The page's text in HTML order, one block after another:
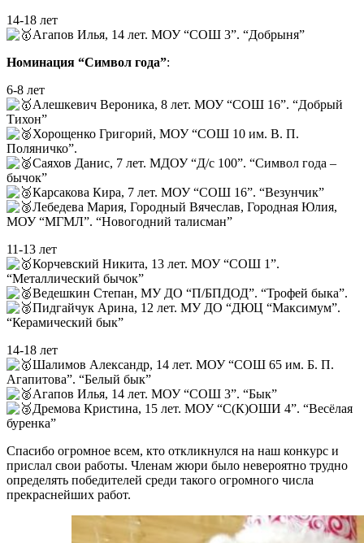
14-18 лет
Агапов Илья, 14 лет. МОУ “СОШ 3”. “Добрыня”
Номинация “Символ года”:
6-8 лет
Алешкевич Вероника, 8 лет. МОУ “СОШ 16”. “Добрый
Тихон”
Хорощенко Григорий, МОУ “СОШ 10 им. В. П.
Поляничко”.
Саяхов Данис, 7 лет. МДОУ “Д/с 100”. “Символ года –
бычок”
Карсакова Кира, 7 лет. МОУ “СОШ 16”. “Везунчик”
Лебедева Мария, Городный Вячеслав, Городная Юлия,
МОУ “МГМЛ”. “Новогодний талисман”
11-13 лет
Корчевский Никита, 13 лет. МОУ “СОШ 1”.
“Металлический бычок”
Ведешкин Степан, МУ ДО “П/БПДОД”. “Трофей быка”.
Пидгайчук Арина, 12 лет. МУ ДО “ДЮЦ “Максимум”.
“Керамический бык”
14-18 лет
Шалимов Александр, 14 лет. МОУ “СОШ 65 им. Б. П.
Агапитова”. “Белый бык”
Агапов Илья, 14 лет. МОУ “СОШ 3”. “Бык”
Дремова Кристина, 15 лет. МОУ “С(К)ОШИ 4”. “Весёлая
буренка”
Спасибо огромное всем, кто откликнулся на наш конкурс и
прислал свои работы. Членам жюри было невероятно трудно
определять победителей среди такого огромного числа
прекраснейших работ.